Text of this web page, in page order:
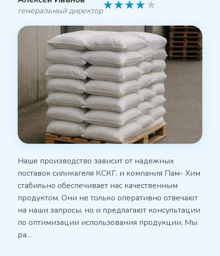
генеральный директор★★★★★
Наше производство зависит от надежных
поставок силикагеля КСКГ, и компания Пам- Хим
стабильно обеспечивает нас качественным
продуктом. Они не только оперативно отвечают
на наши запросы, но и предлагают консультации
по оптимизации использования продукции. Мы
ра…